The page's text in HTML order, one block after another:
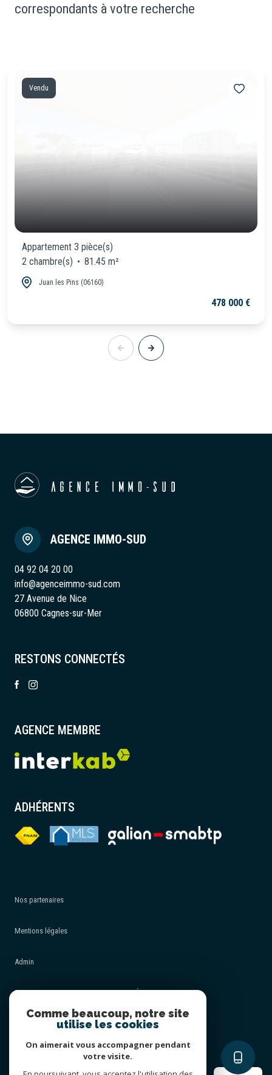
correspondants à votre recherche
Vendu
Appartement 3 pièce(s)
2 chambre(s)
81.45 m²
Juan les Pins (06160)
478 000 €
AGENCE IMMO-SUD
04 92 04 20 00
info@agenceimmo-sud.com
27 Avenue de Nice
06800 Cagnes-sur-Mer
RESTONS CONNECTÉS
AGENCE MEMBRE
ADHÉRENTS
Nos partenaires
Mentions légales
Admin
POLITIQUE DE PROTECTION DES DONNÉES - RGPD
Nos honoraires
Comme beaucoup, notre site
utilise les cookies
On aimerait vous accompagner pendant
votre visite.